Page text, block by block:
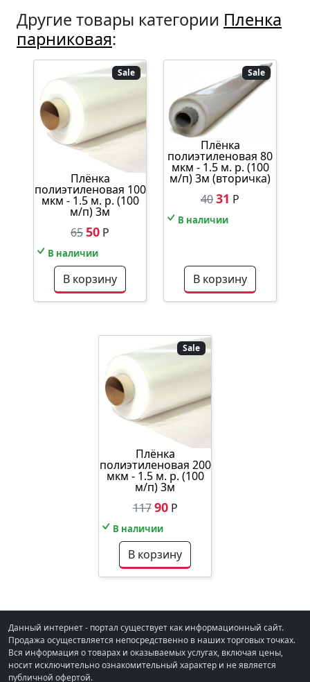
Другие товары категории Пленка
парниковая:
Sale
Плёнка
полиэтиленовая 100
мкм - 1.5 м. р. (100
м/п) 3м
6550 Р
В наличии
В корзину
Sale
Плёнка
полиэтиленовая 80
мкм - 1.5 м. р. (100
м/п) 3м (вторичка)
4031 Р
В наличии
В корзину
Sale
Плёнка
полиэтиленовая 200
мкм - 1.5 м. р. (100
м/п) 3м
117 90Р
В наличии
В корзину
Данный интернет - портал существует как информационный сайт.
Продажа осуществляется непосредственно в наших торговых точках.
Вся информация о товарах и оказываемых услугах, включая цены,
носит исключительно ознакомительный характер и не является
публичной офертой.